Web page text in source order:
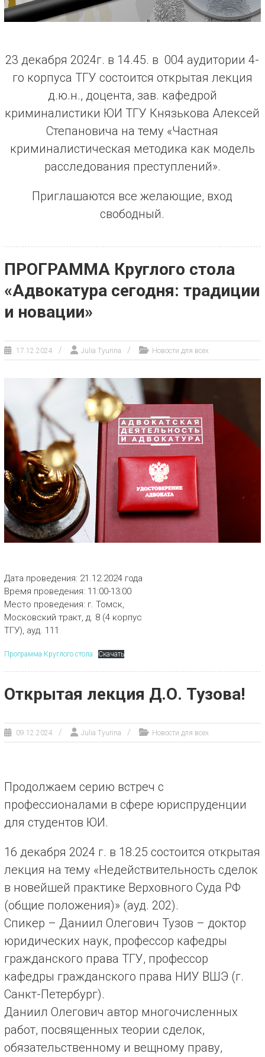
23 декабря 2024г. в 14.45. в 004 аудитории 4-
го корпуса ТГУ состоится открытая лекция
д.ю.н., доцента, зав. кафедрой
криминалистики ЮИ ТГУ Князькова Алексей
Степановича на тему «Частная
криминалистическая методика как модель
расследования преступлений».
Приглашаются все желающие, вход
свободный.
ПРОГРАММА Круглого стола
«Адвокатура сегодня: традиции
и новации»
17.12.2024 Julia Tyurina Новости для всех
Дата проведения: 21.12.2024 года
Время проведения: 11:00-13:00
Место проведения: г. Томск,
Московский тракт, д. 8 (4 корпус
ТГУ), ауд. 111
Программа Круглого стола Скачать
Открытая лекция Д.О. Тузова!
09.12.2024 Julia Tyurina Новости для всех
Продолжаем серию встреч с
профессионалами в сфере юриспруденции
для студентов ЮИ.
16 декабря 2024 г. в 18.25 состоится открытая
лекция на тему «Недействительность сделок
в новейшей практике Верховного Суда РФ
(общие положения)» (ауд. 202).
Спикер – Даниил Олегович Тузов – доктор
юридических наук, профессор кафедры
гражданского права ТГУ, профессор
кафедры гражданского права НИУ ВШЭ (г.
Санкт-Петербург).
Даниил Олегович автор многочисленных
работ, посвященных теории сделок,
обязательственному и вещному праву,